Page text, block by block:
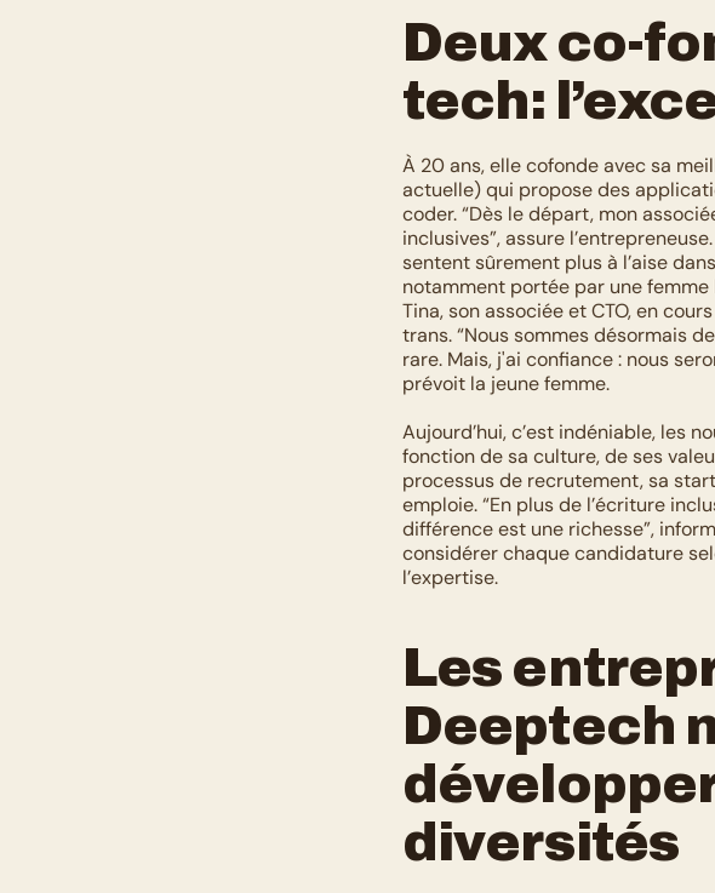
Deux co-
tech:
À 20 ans, elle cofonde avec sa
actuelle) qui propose des
coder. “Dès le départ, mon
inclusives”, assure
sentent sûrement plus à l’aise
notamment portée par une
Tina, son associée et CTO, en
trans. “Nous sommes désormais
rare. Mais, j'ai confiance : nous
prévoit la jeune femme.
Aujourd’hui, c’est indéniable, les
fonction de sa culture, de ses
processus de recrutement, sa
emploie. “En plus de l’écriture
différence est une richesse”,
considérer chaque candidature
l’expertise.
Les
Deeptech
diversités